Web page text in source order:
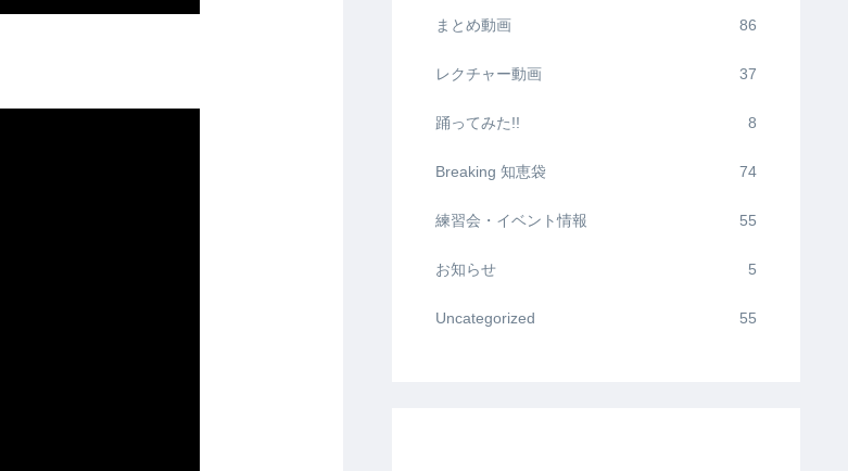
まとめ動画 86
レクチャー動画 37
踊ってみた!! 8
Breaking 知恵袋 74
練習会・イベント情報 55
お知らせ 5
Uncategorized 55